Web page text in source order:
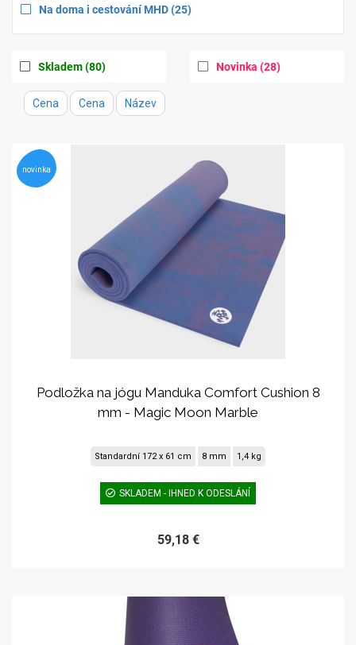
for
filter
Apply
Na doma i cestování MHD(25items
)
Apply
for
Skladem(80items
)
Apply
Novinka (28items
)
Cena Cena Název
novinka
Podložka na jógu Manduka Comfort Cushion 8
mm - Magic Moon Marble
Standardní 172 x 61 cm 8 mm 1,4 kg
SKLADEM - IHNED K ODESLÁNÍ
59,18 €